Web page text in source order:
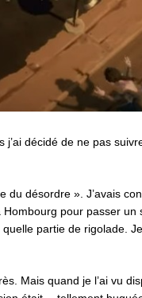
décidé de ne pas
du désordre ». J’avais
pour passer
partie de rigolade.
Mais quand je l’ai vu